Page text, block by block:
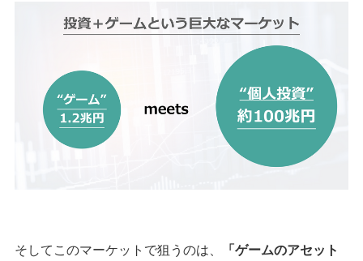
そしてこのマーケットで狙うのは、
「ゲームのアセット